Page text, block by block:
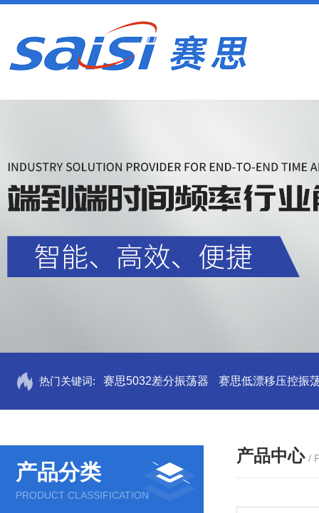
热门关键词: 赛思5032差分振荡器 赛思低漂移压控振
产品分类
PRODUCT CLASSIFICATION
产品中心 /